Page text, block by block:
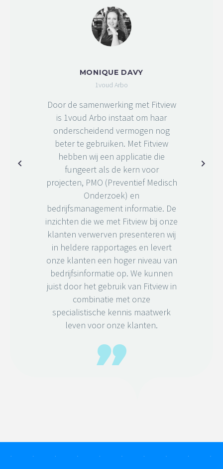
MONIQUE DAVY
1voud Arbo
Door de samenwerking met Fitview
is 1voud Arbo instaat om haar
onderscheidend vermogen nog
beter te gebruiken. Met Fitview
hebben wij een applicatie die
fungeert als de kern voor
projecten, PMO (Preventief Medisch
Onderzoek) en
bedrijfsmanagement informatie. De
inzichten die we met Fitview bij onze
klanten verwerven presenteren wij
in heldere rapportages en levert
onze klanten een hoger niveau van
bedrijfsinformatie op. We kunnen
juist door het gebruik van Fitview in
combinatie met onze
specialistische kennis maatwerk
leven voor onze klanten.